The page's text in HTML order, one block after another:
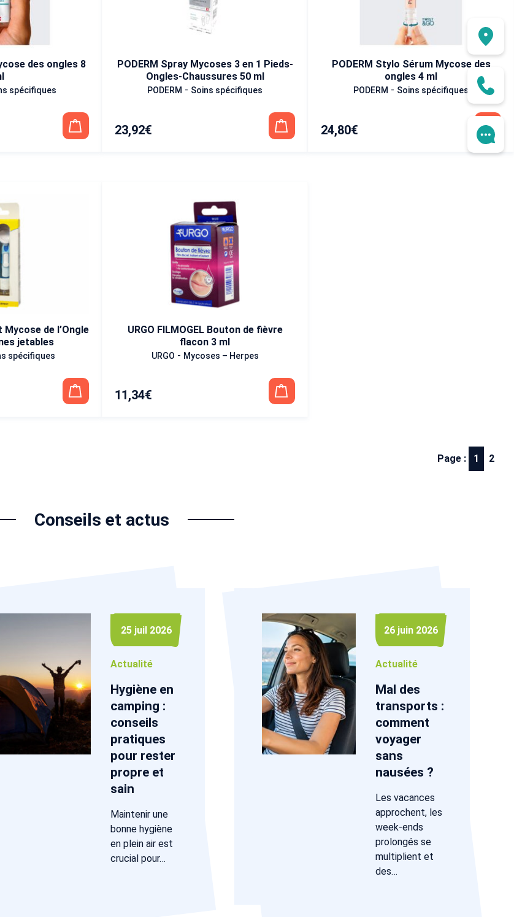
des ongles 8
spécifiques
PODERM Spray Mycoses 3 en 1 Pieds-
Ongles-Chaussures 50 ml
PODERM - Soins spécifiques
23,92€
PODERM Stylo Sérum Mycose des
ongles 4 ml
PODERM - Soins spécifiques
24,80€
de l’Ongle
jetables
spécifiques
URGO FILMOGEL Bouton de fièvre
flacon 3 ml
URGO - Mycoses – Herpes
11,34€
Page : 1 2
Conseils et actus
25 juil 2026
Actualité
Hygiène en
camping :
conseils
pratiques
pour rester
propre et
sain
Maintenir une
bonne hygiène
en plein air est
crucial pour…
26 juin 2026
Actualité
Mal des
transports :
comment
voyager
sans
nausées ?
Les vacances
approchent, les
week-ends
prolongés se
multiplient et
des…